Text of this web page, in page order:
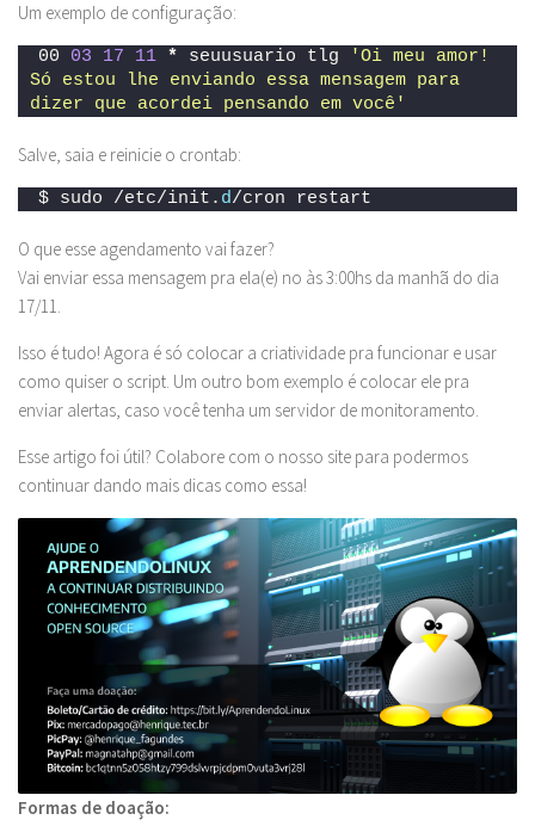
Um exemplo de configuração:
00 03 17 11 * seuusuario tlg
'Oi meu amor!
Só estou lhe enviando essa mensagem para
dizer que acordei pensando em você'
Salve, saia e reinicie o crontab:
$ sudo /etc/init. d/cron restart
O que esse agendamento vai fazer?
Vai enviar essa mensagem pra ela(e) no às 3:00hs da manhã do dia
17/11.
Isso é tudo! Agora é só colocar a criatividade pra funcionar e usar
como quiser o script. Um outro bom exemplo é colocar ele pra
enviar alertas, caso você tenha um servidor de monitoramento.
Esse artigo foi útil? Colabore com o nosso site para podermos
continuar dando mais dicas como essa!
Formas de doação: